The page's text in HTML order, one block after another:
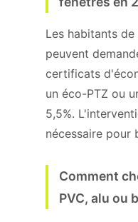
Les habitants
peuvent
certificats
un éco-PTZ ou
5,5%.
nécessaire pour
Comment
PVC, alu ou